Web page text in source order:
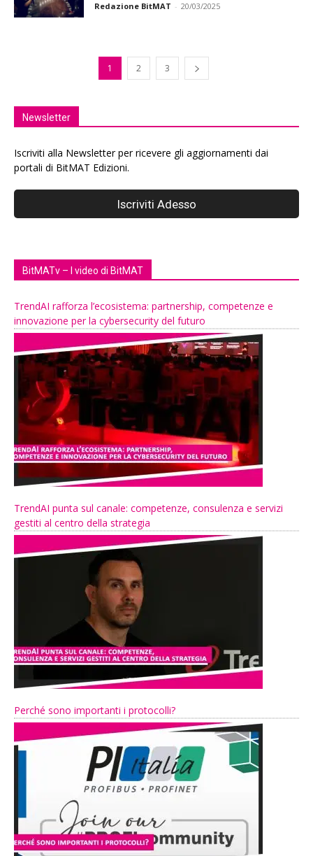
Redazione BitMAT - 20/03/2025
1 2 3
Newsletter
Iscriviti alla Newsletter per ricevere gli aggiornamenti dai
portali di BitMAT Edizioni.
BitMATv – I video di BitMAT
TrendAI rafforza l’ecosistema: partnership, competenze e
innovazione per la cybersecurity del futuro
TrendAI punta sul canale: competenze, consulenza e servizi
gestiti al centro della strategia
Perché sono importanti i protocolli?